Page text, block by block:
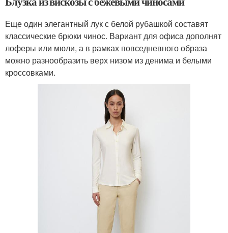
Еще один элегантный лук с белой рубашкой составят
классические брюки чинос. Вариант для офиса дополнят
лоферы или мюли, а в рамках повседневного образа
можно разнообразить верх низом из денима и белыми
кроссовками.